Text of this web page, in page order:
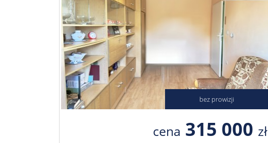
bez prowizji
cena 315 000 zł